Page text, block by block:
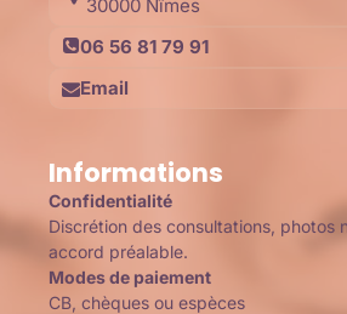
30000 Nîmes
06 56 81 79 91
Email
Informations
Confidentialité
Discrétion des consultations, photos
accord préalable.
Modes de paiement
CB, chèques ou espèces